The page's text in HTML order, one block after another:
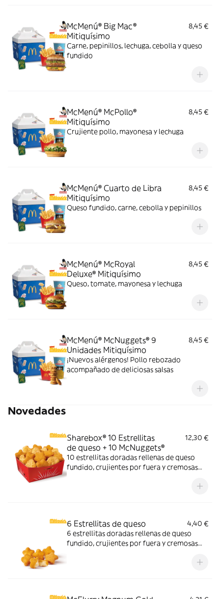
McMenú® Big Mac®
Mitiquísimo
8,45 €
Carne, pepinillos, lechuga, cebolla y queso
fundido
McMenú® McPollo®
Mitiquísimo
8,45 €
Crujiente pollo, mayonesa y lechuga
McMenú® Cuarto de Libra
Mitiquísimo
8,45 €
Queso fundido, carne, cebolla y pepinillos
McMenú® McRoyal
Deluxe® Mitiquísimo
8,45 €
Queso, tomate, mayonesa y lechuga
McMenú® McNuggets® 9
Unidades Mitiquísimo
8,45 €
¡Nuevos alérgenos! Pollo rebozado
acompañado de deliciosas salsas
Novedades
Sharebox® 10 Estrellitas
de queso + 10 McNuggets®
12,30 €
10 estrellitas doradas rellenas de queso
fundido, crujientes por fuera y cremosas
6 Estrellitas de queso
4,40 €
6 estrellitas doradas rellenas de queso
fundido, crujientes por fuera y cremosas